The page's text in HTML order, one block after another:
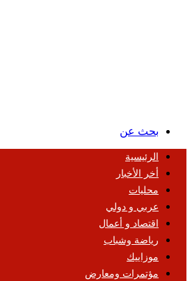
بحث عن
الرئيسية
أخر الأخبار
محليات
عربي و دولي
اقتصاد و أعمال
رياضة وشباب
موزاييك
مؤتمرات ومعارض